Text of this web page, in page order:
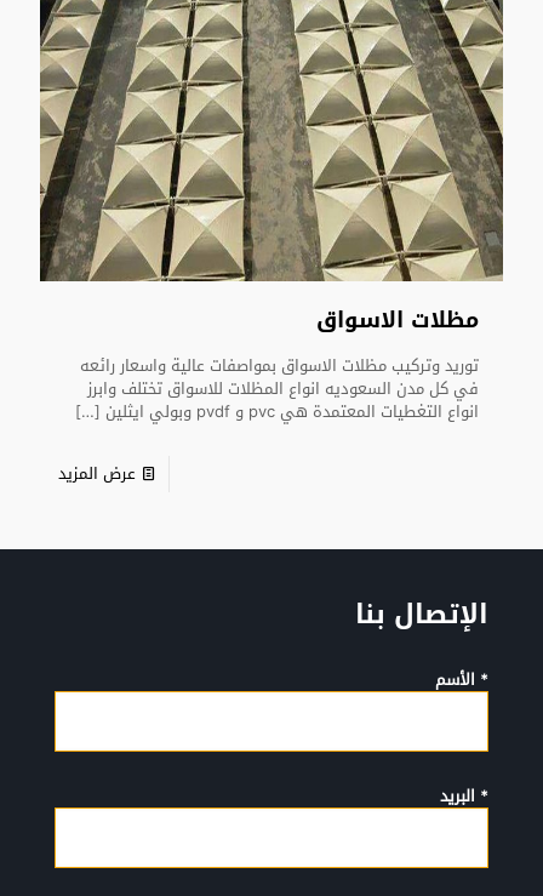
مظلات الاسواق
توريد وتركيب مظلات الاسواق بمواصفات عالية واسعار رائعه
في كل مدن السعوديه انواع المظلات للاسواق تختلف وابرز
انواع التغطيات المعتمدة هي pvc و pvdf وبولي ايثلين […]
عرض المزيد
الإتصال بنا
* الأسم
* البريد